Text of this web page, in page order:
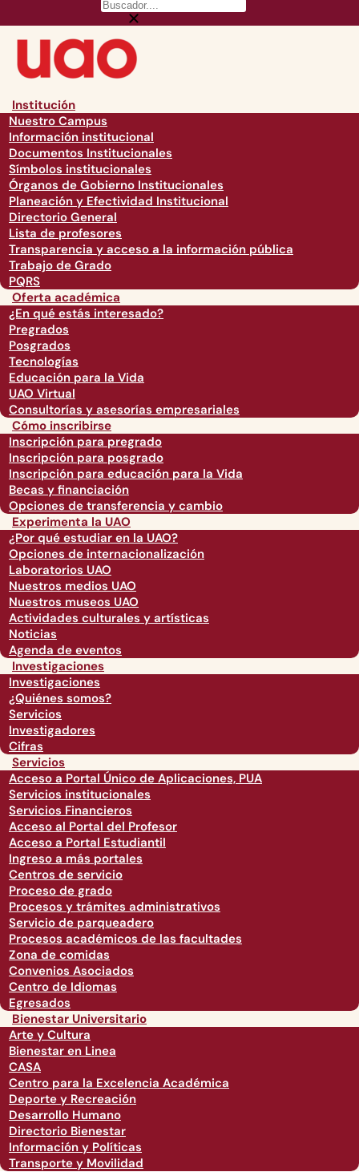
Institución
Nuestro Campus
Información institucional
Documentos Institucionales
Símbolos institucionales
Órganos de Gobierno Institucionales
Planeación y Efectividad Institucional
Directorio General
Lista de profesores
Transparencia y acceso a la información pública
Trabajo de Grado
PQRS
Oferta académica
¿En qué estás interesado?
Pregrados
Posgrados
Tecnologías
Educación para la Vida
UAO Virtual
Consultorías y asesorías empresariales
Cómo inscribirse
Inscripción para pregrado
Inscripción para posgrado
Inscripción para educación para la Vida
Becas y financiación
Opciones de transferencia y cambio
Experimenta la UAO
¿Por qué estudiar en la UAO?
Opciones de internacionalización
Laboratorios UAO
Nuestros medios UAO
Nuestros museos UAO
Actividades culturales y artísticas
Noticias
Agenda de eventos
Investigaciones
Investigaciones
¿Quiénes somos?
Servicios
Investigadores
Cifras
Servicios
Acceso a Portal Único de Aplicaciones, PUA
Servicios institucionales
Servicios Financieros
Acceso al Portal del Profesor
Acceso a Portal Estudiantil
Ingreso a más portales
Centros de servicio
Proceso de grado
Procesos y trámites administrativos
Servicio de parqueadero
Procesos académicos de las facultades
Zona de comidas
Convenios Asociados
Centro de Idiomas
Egresados
Bienestar Universitario
Arte y Cultura
Bienestar en Linea
CASA
Centro para la Excelencia Académica
Deporte y Recreación
Desarrollo Humano
Directorio Bienestar
Información y Políticas
Transporte y Movilidad